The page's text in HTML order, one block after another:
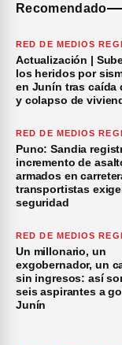
Recomendado
RED DE MEDIOS
Actualización |
los heridos por
en Junín tras caída
y colapso de
RED DE MEDIOS
Puno: Sandia
incremento de
armados en
transportistas
seguridad
RED DE MEDIOS
Un millonario, un
exgobernador, un
sin ingresos: así
seis aspirantes a
Junín